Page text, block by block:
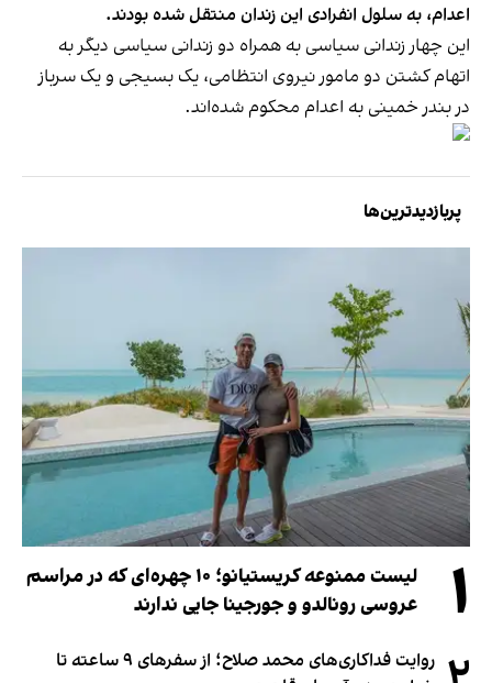
اعدام، به سلول انفرادی این زندان منتقل شده بودند.
این چهار زندانی سیاسی به همراه دو زندانی سیاسی دیگر به
اتهام کشتن دو مامور نیروی انتظامی، یک بسیجی و یک سرباز
در بندر خمینی به اعدام محکوم شده‌اند.
پربازدیدترین‌ها
۱
لیست ممنوعه کریستیانو؛ ۱۰ چهره‌ای که در مراسم
عروسی رونالدو و جورجینا جایی ندارند
روایت فداکاری‌های محمد صلاح؛ از سفرهای ۹ ساعته تا